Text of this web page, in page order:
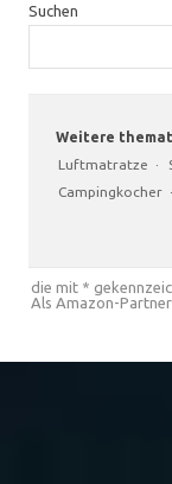
Suchen
Weitere
Luftmatratze ·
Campingkocher ·
die mit *
Als Amazon-